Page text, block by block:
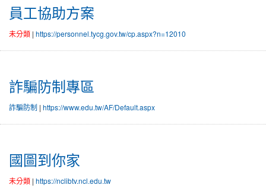
員工協助方案
未分類 | https://personnel.tycg.gov.tw/cp.aspx?n=12010
詐騙防制專區
詐騙防制 | https://www.edu.tw/AF/Default.aspx
國圖到你家
未分類 | https://nclibtv.ncl.edu.tw